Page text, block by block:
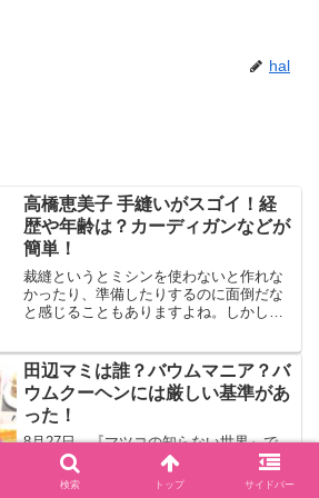
hal
高橋恵美子 手縫いがスゴイ！経
歴や年齢は？カーディガンなどが
簡単！
裁縫というとミシンを使わないと作れな
かったり、準備したりするのに面倒だな
と感じることもありますよね。しかし、
てくれるのです。難しい縫い方は一切な
く、雑巾を縫うレベルで大...
田辺マミは誰？バウムマニア？バ
ウムクーヘンには厳しい基準があ
った！
8月27日、『マツコの知らない世界』で
『バウムクーヘンの世界』が放送されま
す。バウムクーヘンの魅力を伝えるため
検索 トップ サイドバー